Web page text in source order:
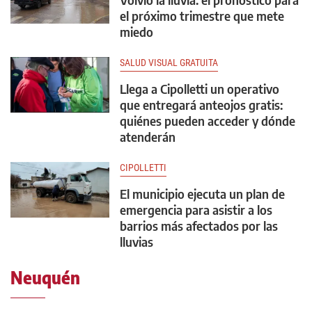
el próximo trimestre que mete
miedo
SALUD VISUAL GRATUITA
Llega a Cipolletti un operativo
que entregará anteojos gratis:
quiénes pueden acceder y dónde
atenderán
CIPOLLETTI
El municipio ejecuta un plan de
emergencia para asistir a los
barrios más afectados por las
lluvias
Neuquén